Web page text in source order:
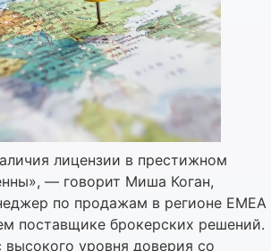
лицензии в престижном
— говорит Миша Коган,
по продажам в регионе EMEA
поставщике брокерских решений.
высокого уровня доверия со